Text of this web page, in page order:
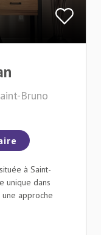
Bruno
à Saint-
unique dans
une approche